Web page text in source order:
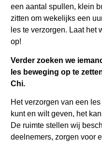
een aantal spullen, klein
zitten om wekelijks een
les te verzorgen. Laat het
op!
Verder zoeken we
les beweging op te
Chi.
Het verzorgen van een
kunt en wilt geven, het
De ruimte stellen wij
deelnemers, zorgen voor